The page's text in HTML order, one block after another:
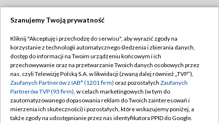
TVP
Abonament TVP
Emisja w TVP
Centrum informacji TVP
Naziemna Telewizja Cyfrowa
Regulamin TVP
Polityka prywatności
Moje zgody
Pomoc
Szanujemy Twoją prywatność
Kliknij "Akceptuję i przechodzę do serwisu", aby wyrazić zgody na
korzystanie z technologii automatycznego śledzenia i zbierania danych,
dostęp do informacji na Twoim urządzeniu końcowym i ich
przechowywanie oraz na przetwarzanie Twoich danych osobowych przez
nas, czyli Telewizję Polską S.A. w likwidacji (zwaną dalej również „TVP”),
Zaufanych Partnerów z IAB* (1201 firm) oraz pozostałych Zaufanych
Partnerów TVP (93 firm), w celach marketingowych (w tym do
zautomatyzowanego dopasowania reklam do Twoich zainteresowań i
mierzenia ich skuteczności) i pozostałych, które wskazujemy poniżej, a
także zgody na udostępnianie przez nas identyfikatora PPID do Google.